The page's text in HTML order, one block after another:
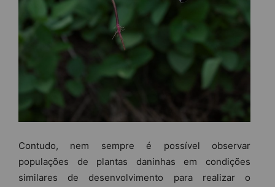
Contudo, nem sempre é possível observar
populações de plantas daninhas em condições
similares de desenvolvimento para realizar o